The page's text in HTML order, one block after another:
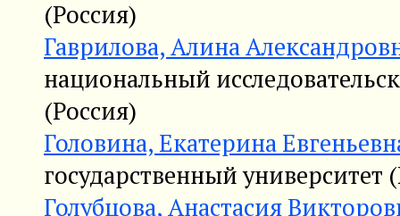
(Россия)
Гаврилова, Алина
национальный
(Россия)
Головина, Екатерина
государственный университет
Голубцова, Анастасия